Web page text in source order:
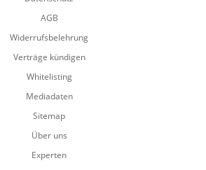
AGB
Widerrufsbelehrung
Verträge kündigen
Whitelisting
Mediadaten
Sitemap
Über uns
Experten